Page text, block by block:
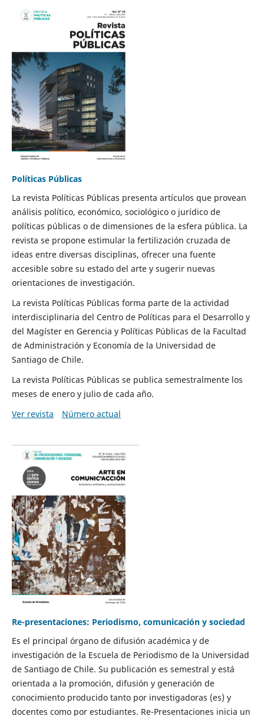
Políticas Públicas
La revista Políticas Públicas presenta artículos que provean
análisis político, económico, sociológico o jurídico de
políticas públicas o de dimensiones de la esfera pública. La
revista se propone estimular la fertilización cruzada de
ideas entre diversas disciplinas, ofrecer una fuente
accesible sobre su estado del arte y sugerir nuevas
orientaciones de investigación.
La revista Políticas Públicas forma parte de la actividad
interdisciplinaria del Centro de Políticas para el Desarrollo y
del Magíster en Gerencia y Políticas Públicas de la Facultad
de Administración y Economía de la Universidad de
Santiago de Chile.
La revista Políticas Públicas se publica semestralmente los
meses de enero y julio de cada año.
Ver revista
Número actual
Re-presentaciones: Periodismo, comunicación y sociedad
Es el principal órgano de difusión académica y de
investigación de la Escuela de Periodismo de la Universidad
de Santiago de Chile. Su publicación es semestral y está
orientada a la promoción, difusión y generación de
conocimiento producido tanto por investigadoras (es) y
docentes como por estudiantes. Re-Presentaciones inicia un